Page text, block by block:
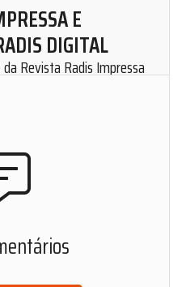
E
DIGITAL
Revista Radis Impressa